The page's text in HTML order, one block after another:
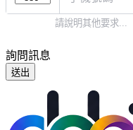
詢問訊息
送出